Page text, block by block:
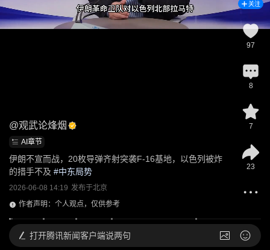
@观武论烽烟
AI章节
伊朗不宣而战，20枚导弹齐射突袭F-16基地，以色列被炸
的措手不及 #中东局势
2026-06-08 14:19 发布于北京
作者声明：个人观点，仅供参考
关注
97
8
7
23
打开腾讯新闻客户端说两句